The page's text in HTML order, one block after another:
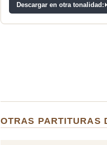
Descargar en otra tonalidad:
OTRAS PARTITURAS